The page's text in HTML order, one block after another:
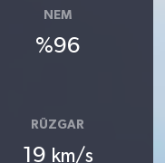
NEM
%96
RÜZGAR
19 km/s